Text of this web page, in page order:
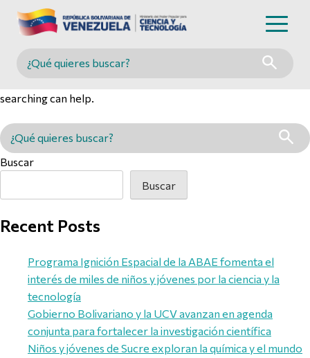
Buscar en MINCYT
searching can help.
Buscar en MINCYT
Buscar
Buscar
Recent Posts
Programa Ignición Espacial de la ABAE fomenta el
interés de miles de niños y jóvenes por la ciencia y la
tecnología
Gobierno Bolivariano y la UCV avanzan en agenda
conjunta para fortalecer la investigación científica
Niños y jóvenes de Sucre exploran la química y el mundo